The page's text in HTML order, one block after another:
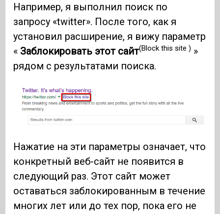
Например, я выполнил поиск по
запросу «twitter». После того, как я
установил расширение, я вижу параметр
« Заблокировать этот сайт(Block this site ) »
рядом с результатами поиска.
Нажатие на эти параметры означает, что
конкретный веб-сайт не появится в
следующий раз. Этот сайт может
оставаться заблокированным в течение
многих лет или до тех пор, пока его не